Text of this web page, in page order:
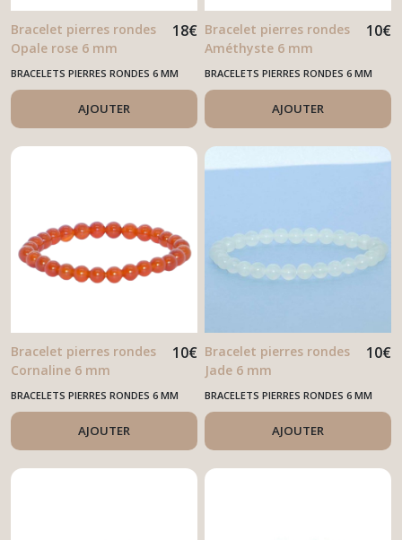
Bracelet pierres rondes
Opale rose 6 mm
18€
BRACELETS PIERRES RONDES 6 MM
AJOUTER
Bracelet pierres rondes
Améthyste 6 mm
10€
BRACELETS PIERRES RONDES 6 MM
AJOUTER
Bracelet pierres rondes
Cornaline 6 mm
10€
BRACELETS PIERRES RONDES 6 MM
AJOUTER
Bracelet pierres rondes
Jade 6 mm
10€
BRACELETS PIERRES RONDES 6 MM
AJOUTER